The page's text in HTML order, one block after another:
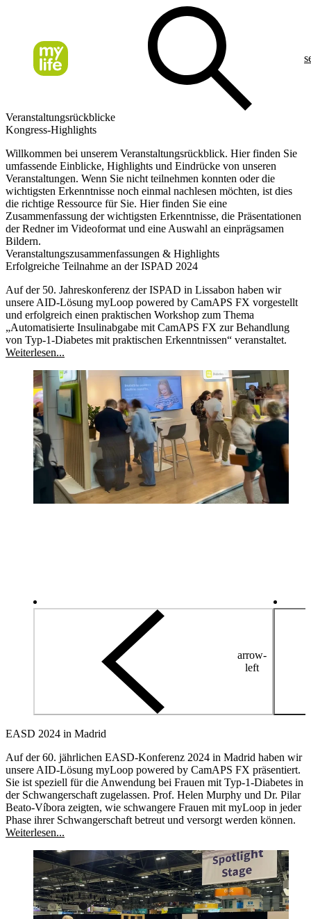
Veranstaltungsrückblicke
Kongress-Highlights
Willkommen bei unserem Veranstaltungsrückblick. Hier finden Sie
umfassende Einblicke, Highlights und Eindrücke von unseren
Veranstaltungen. Wenn Sie nicht teilnehmen konnten oder die
wichtigsten Erkenntnisse noch einmal nachlesen möchten, ist dies
die richtige Ressource für Sie. Hier finden Sie eine
Zusammenfassung der wichtigsten Erkenntnisse, die Präsentationen
der Redner im Videoformat und eine Auswahl an einprägsamen
Bildern.
Veranstaltungszusammenfassungen & Highlights
Erfolgreiche Teilnahme an der ISPAD 2024
Auf der 50. Jahreskonferenz der ISPAD in Lissabon haben wir
unsere AID-Lösung myLoop powered by CamAPS FX vorgestellt
und erfolgreich einen praktischen Workshop zum Thema
„Automatisierte Insulinabgabe mit CamAPS FX zur Behandlung
von Typ-1-Diabetes mit praktischen Erkenntnissen“ veranstaltet.
Weiterlesen...
arrow-
left
EASD 2024 in Madrid
Auf der 60. jährlichen EASD-Konferenz 2024 in Madrid haben wir
unsere AID-Lösung myLoop powered by CamAPS FX präsentiert.
Sie ist speziell für die Anwendung bei Frauen mit Typ-1-Diabetes in
der Schwangerschaft zugelassen. Prof. Helen Murphy und Dr. Pilar
Beato-Víbora zeigten, wie schwangere Frauen mit myLoop in jeder
Phase ihrer Schwangerschaft betreut und versorgt werden können.
Weiterlesen...